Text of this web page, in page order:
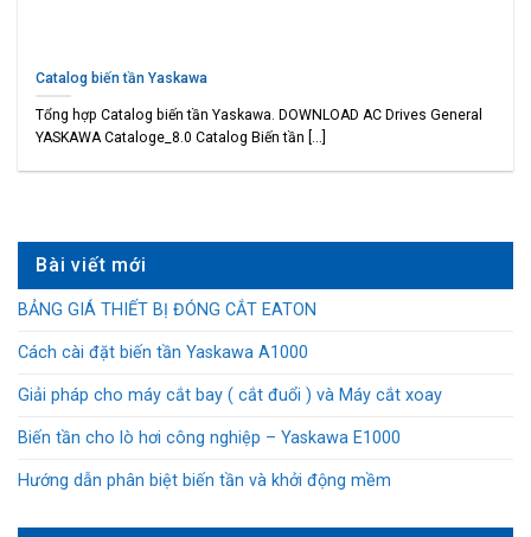
Catalog biến tần Yaskawa
Tổng hợp Catalog biến tần Yaskawa. DOWNLOAD AC Drives General
YASKAWA Cataloge_8.0 Catalog Biến tần [...]
Bài viết mới
BẢNG GIÁ THIẾT BỊ ĐÓNG CẮT EATON
Cách cài đặt biến tần Yaskawa A1000
Giải pháp cho máy cắt bay ( cắt đuổi ) và Máy cắt xoay
Biến tần cho lò hơi công nghiệp – Yaskawa E1000
Hướng dẫn phân biệt biến tần và khởi động mềm